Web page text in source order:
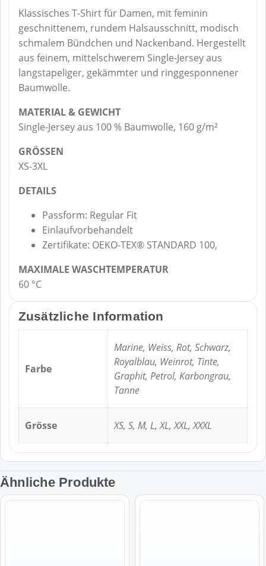
Klassisches T-Shirt für Damen, mit feminin
geschnittenem, rundem Halsausschnitt, modisch
schmalem Bündchen und Nackenband. Hergestellt
aus feinem, mittelschwerem Single-Jersey aus
langstapeliger, gekämmter und ringgesponnener
Baumwolle.
MATERIAL & GEWICHT
Single-Jersey aus 100 % Baumwolle, 160 g/m²
GRÖSSEN
XS-3XL
DETAILS
Passform: Regular Fit
Einlaufvorbehandelt
Zertifikate: OEKO-TEX® STANDARD 100,
MAXIMALE WASCHTEMPERATUR
60 °C
Zusätzliche Information
Farbe
Marine, Weiss, Rot, Schwarz,
Royalblau, Weinrot, Tinte,
Graphit, Petrol, Karbongrau,
Tanne
Grösse XS, S, M, L, XL, XXL, XXXL
Ähnliche Produkte